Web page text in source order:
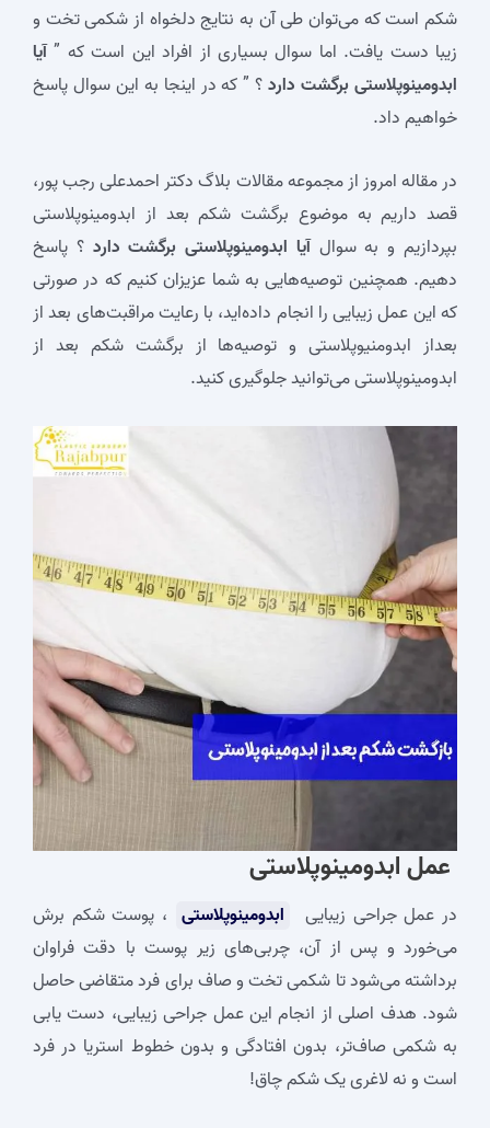
شکم است که می‌توان طی آن به نتایج دلخواه از شکمی تخت و
زیبا دست یافت. اما سوال بسیاری از افراد این است که ”آیا
ابدومینوپلاستی برگشت دارد؟ ” که در اینجا به این سوال پاسخ
خواهیم داد.
در مقاله امروز از مجموعه مقالات بلاگ دکتر احمدعلی رجب پور،
قصد داریم به موضوع برگشت شکم بعد از ابدومینوپلاستی
بپردازیم و به سوالآیا ابدومینوپلاستی برگشت دارد ؟ پاسخ
دهیم. همچنین توصیه‌هایی به شما عزیزان کنیم که در صورتی
که این عمل زیبایی را انجام داده‌اید، با رعایت مراقبت‌های بعد از
بعداز ابدومنیوپلاستی و توصیه‌ها از برگشت شکم بعد از
ابدومینوپلاستی می‌توانید جلوگیری کنید.
عمل ابدومینوپلاستی
در عمل جراحی زیبایی ابدومینوپلاستی ، پوست شکم برش
می‌خورد و پس از آن، چربی‌های زیر پوست با دقت فراوان
برداشته می‌شود تا شکمی تخت و صاف برای فرد متقاضی حاصل
شود. هدف اصلی از انجام این عمل جراحی زیبایی، دست یابی
به شکمی صاف‌تر، بدون افتادگی و بدون خطوط استریا در فرد
است و نه لاغری یک شکم چاق!